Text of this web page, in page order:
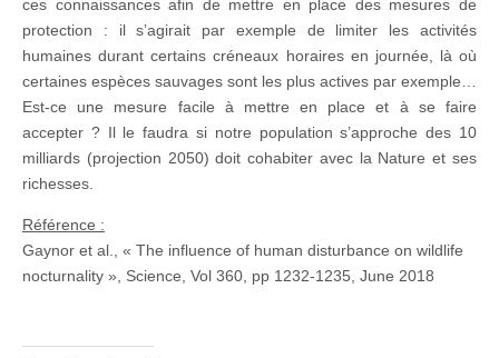
ces connaissances afin de mettre en place des mesures de
protection : il s’agirait par exemple de limiter les activités
humaines durant certains créneaux horaires en journée, là où
certaines espèces sauvages sont les plus actives par exemple…
Est-ce une mesure facile à mettre en place et à se faire
accepter ? Il le faudra si notre population s’approche des 10
milliards (projection 2050) doit cohabiter avec la Nature et ses
richesses.
Référence :
Gaynor et al., « The influence of human disturbance on wildlife
nocturnality », Science, Vol 360, pp 1232-1235, June 2018